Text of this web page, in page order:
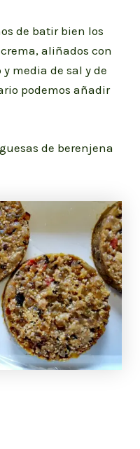
de batir bien los
aliñados con
media de sal y de
podemos añadir
de berenjena